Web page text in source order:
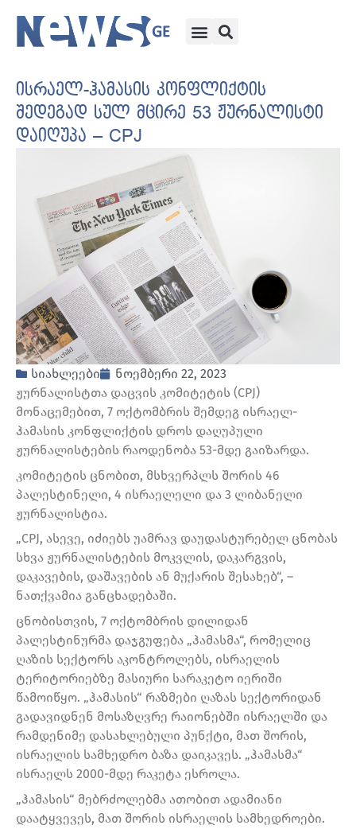
ისრაელ-ჰამასის კონფლიქტის
შედეგად სულ მცირე 53 ჟურნალისტი
დაიღუპა – CPJ
სიახლეები
ნოემბერი 22, 2023
ჟურნალისტთა დაცვის კომიტეტის (CPJ)
მონაცემებით, 7 ოქტომბრის შემდეგ ისრაელ-
ჰამასის კონფლიქტის დროს დაღუპული
ჟურნალისტების რაოდენობა 53-მდე გაიზარდა.
კომიტეტის ცნობით, მსხვერპლს შორის 46
პალესტინელი, 4 ისრაელელი და 3 ლიბანელი
ჟურნალისტია.
„CPJ, ასევე, იძიებს უამრავ დაუდასტურებელ ცნობას
სხვა ჟურნალისტების მოკვლის, დაკარგვის,
დაკავების, დაშავების ან მუქარის შესახებ“, –
ნათქვამია განცხადებაში.
ცნობისთვის, 7 ოქტომბრის დილიდან
პალესტინურმა დაჯგუფება „ჰამასმა“, რომელიც
ღაზის სექტორს აკონტროლებს, ისრაელის
ტერიტორიებზე მასიური სარაკეტო იერიში
წამოიწყო. „ჰამასის“ რაზმები ღაზას სექტორიდან
გადავიდნენ მოსაზღვრე რაიონებში ისრაელში და
რამდენიმე დასახლებული პუნქტი, მათ შორის,
ისრაელის სამხედრო ბაზა დაიკავეს. „ჰამასმა“
ისრაელს 2000-მდე რაკეტა ესროლა.
„ჰამასის“ მებრძოლებმა ათობით ადამიანი
დაატყვევეს, მათ შორის ისრაელის სამხედროები.